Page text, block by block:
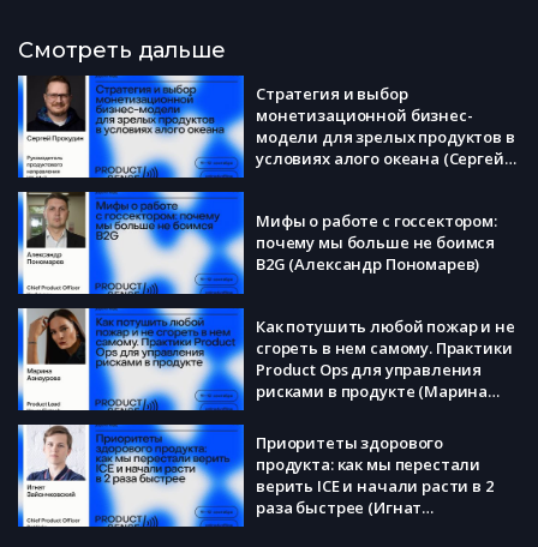
Смотреть дальше
Стратегия и выбор
монетизационной бизнес-
модели для зрелых продуктов в
условиях алого океана (Сергей
Мифы о работе с госсектором:
почему мы больше не боимся
B2G (Александр Пономарев)
Как потушить любой пожар и не
сгореть в нем самому. Практики
Product Ops для управления
рисками в продукте (Марина
Приоритеты здорового
продукта: как мы перестали
верить ICE и начали расти в 2
раза быстрее (Игнат